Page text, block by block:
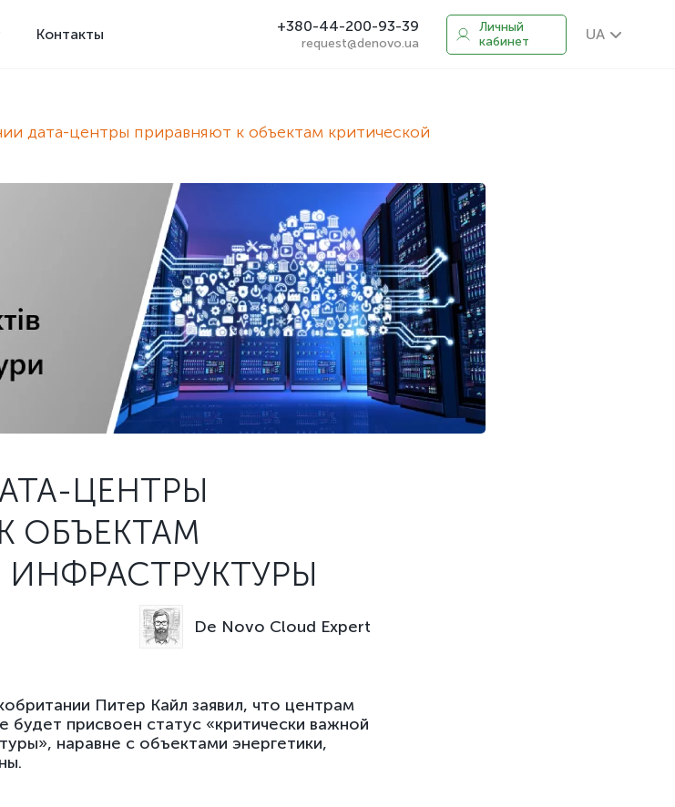
Контакты +380-44-200-93-39
request@denovo.ua
Личный
кабинет
UA
дата-центры приравняют к объектам критической
ЦЕНТРЫ
ОБЪЕКТАМ
De Novo Cloud Expert
Питер Кайл заявил, что центрам
будет присвоен статус «критически важной
наравне с объектами энергетики,